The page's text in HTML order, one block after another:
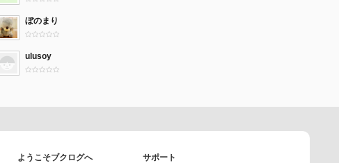
ぼのまり
ulusoy
ようこそブクログへ サポート